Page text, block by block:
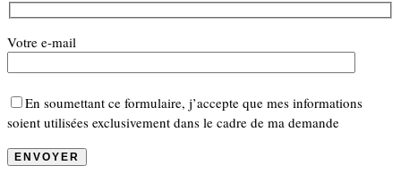
Votre e-mail
En soumettant ce formulaire, j’accepte que mes informations
soient utilisées exclusivement dans le cadre de ma demande